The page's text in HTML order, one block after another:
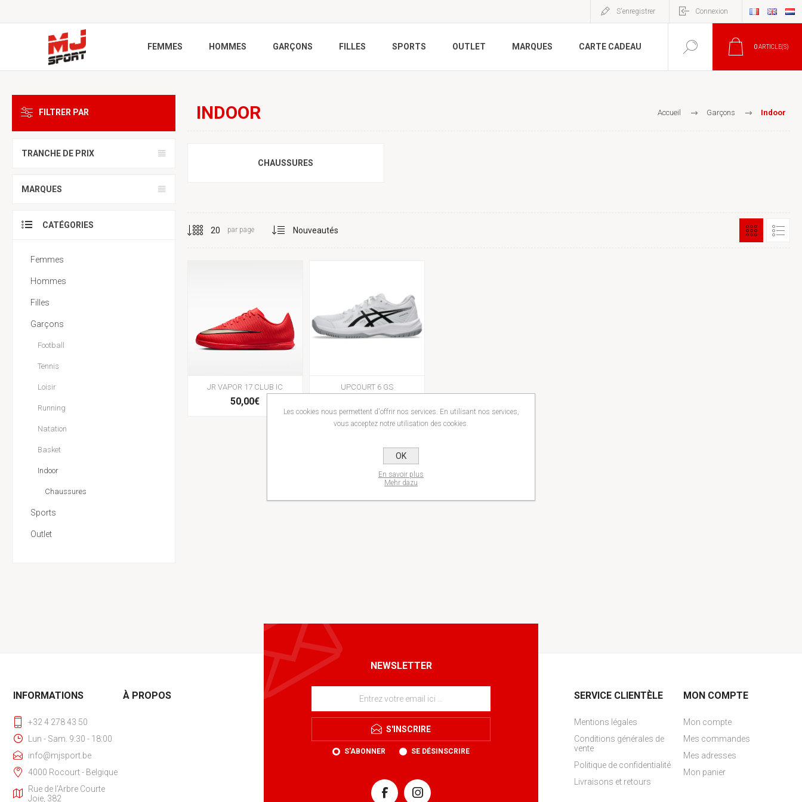
S'enregistrer Connexion
FEMMES HOMMES GARÇONS FILLES SPORTS OUTLET MARQUES CARTE CADEAU 0ARTICLE(S)
Accueil Garçons Indoor
INDOOR
CHAUSSURES
par page
JR VAPOR 17 CLUB IC
50,00€
UPCOURT 6 GS
FILTRER PAR
TRANCHE DE PRIX
MARQUES
CATÉGORIES
Femmes
Hommes
Filles
Garçons
Football
Tennis
Loisir
Running
Natation
Basket
Indoor
Chaussures
Sports
Outlet
NEWSLETTER
S'INSCRIRE
S'ABONNER SE DÉSINSCRIRE
INFORMATIONS
+32 4 278 43 50
Lun - Sam. 9:30 - 18:00
info@mjsport.be
4000 Rocourt - Belgique
Rue de l'Arbre Courte
Joie, 382
À PROPOS SERVICE CLIENTÈLE
Mentions légales
Conditions générales de
vente
Politique de confidentialité
Livraisons et retours
MON COMPTE
Mon compte
Mes commandes
Mes adresses
Mon panier
Les cookies nous permettent d'offrir nos services. En utilisant nos services,
vous acceptez notre utilisation des cookies.
OK
En savoir plus
Mehr dazu